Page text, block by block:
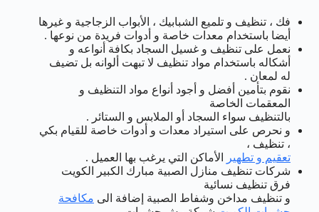
فك ، تنظيف و تلميع الشبابيك ، الأبواب الزجاجية و غيرها
أيضا باستخدام معدات خاصة و أدوات فريدة من نوعها .
نعمل على تنظيف و غسيل السجاد بكافة أنواعه و
أشكاله باستخدام مواد تنظيف لا تبهت ألوانه بل تضيف
له لمعان .
نقوم بتأمين أفضل و أجود أنواع مواد التنظيف و
المعقمات الخاصة
بالتنظيف سواء السجاد أو الملابس و الستائر .
و نحرص على استيراد معدات و أدوات خاصة للقيام بكي
، تنظيف ،
تعقيم و تطهير
الأماكن التي يرغب بها العميل .
شركات تنظيف منازل الصبية مبارك الكبير الكويت
فرق تنظيف نسائية
و تنظيف مداخن وشفاط الصبية إضافة الى مكافحة